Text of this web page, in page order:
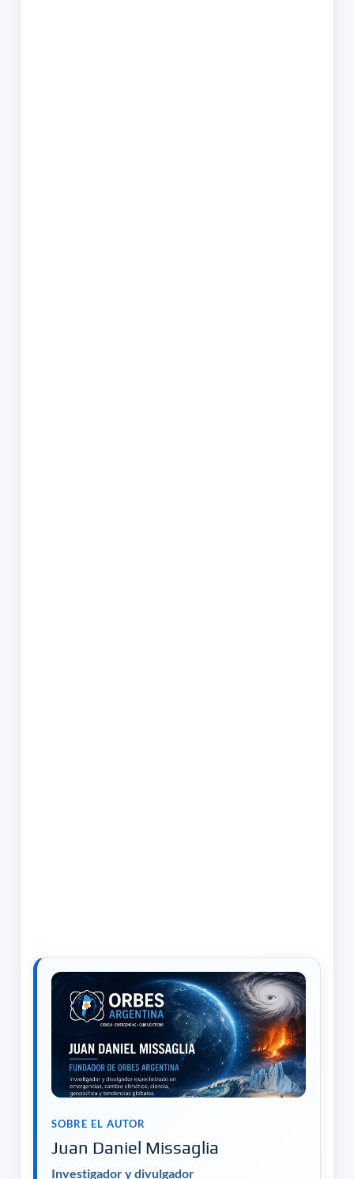
SOBRE EL AUTOR
Juan Daniel Missaglia
Investigador y divulgador